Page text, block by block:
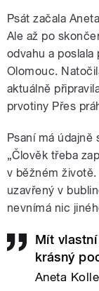
Psát začala
Ale až po
odvahu a
Olomouc.
aktuálně
prvotiny Přes
Psaní má
„Člověk třeba
v běžném
uzavřený v
nevnímá nic
Mít
krásný
Aneta